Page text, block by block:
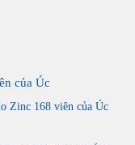
của Úc
Zinc 168 viên của Úc